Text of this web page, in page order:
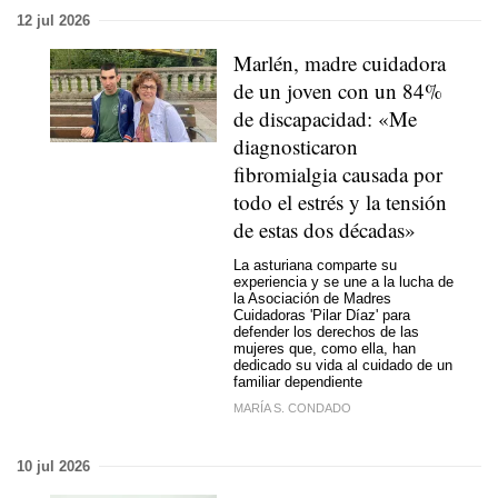
12 jul 2026
Marlén, madre cuidadora
de un joven con un 84%
de discapacidad: «Me
diagnosticaron
fibromialgia causada por
todo el estrés y la tensión
de estas dos décadas»
La asturiana comparte su
experiencia y se une a la lucha de
la Asociación de Madres
Cuidadoras 'Pilar Díaz' para
defender los derechos de las
mujeres que, como ella, han
dedicado su vida al cuidado de un
familiar dependiente
MARÍA S. CONDADO
10 jul 2026